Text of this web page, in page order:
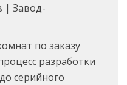
| Завод-
по заказу
разработки
серийного